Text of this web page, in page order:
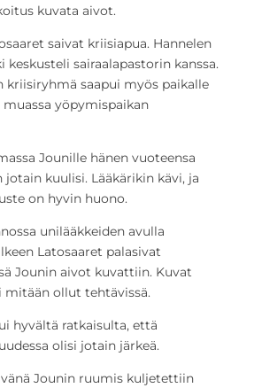
kuvata aivot.
saivat kriisiapua. Hannelen
keskusteli sairaalapastorin kanssa.
kriisiryhmä saapui myös paikalle
yöpymispaikan
Jounille hänen vuoteensa
jotain kuulisi. Lääkärikin kävi, ja
on hyvin huono.
unilääkkeiden avulla
Latosaaret palasivat
Jounin aivot kuvattiin. Kuvat
ollut tehtävissä.
hyvältä ratkaisulta, että
olisi jotain järkeä.
Jounin ruumis kuljetettiin